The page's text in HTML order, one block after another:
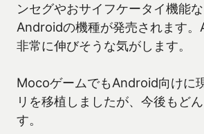
ンセグやおサイフケータイ機能
Androidの機種が発売されます
非常に伸びそうな気がします。
MocoゲームでもAndroid向けに
リを移植しましたが、今後もど
す。